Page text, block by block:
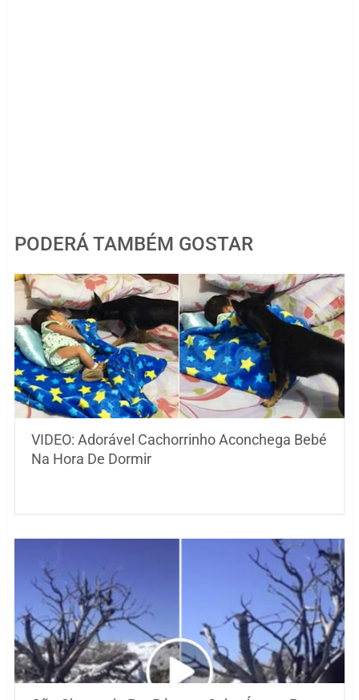
PODERÁ TAMBÉM GOSTAR
VIDEO: Adorável Cachorrinho Aconchega Bebé
Na Hora De Dormir